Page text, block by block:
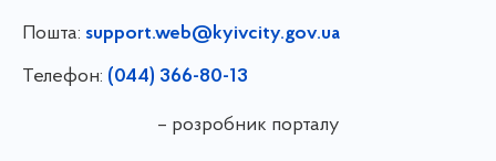
Пошта: support.web@kyivcity.gov.ua
Телефон: (044) 366-80-13
– розробник порталу